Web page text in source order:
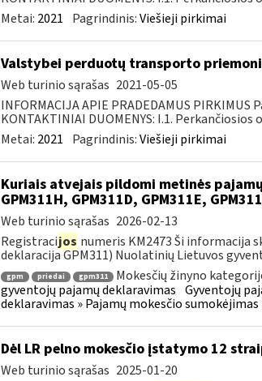
Metai: 2021 Pagrindinis:Viešieji pirkimai
Valstybei perduotų transporto
Web turinio sąrašas 2021-05-05
INFORMACIJA APIE PRADEDAMUS PIRKIMUS
KONTAKTINIAI DUOMENYS: I.1.
Metai: 2021 Pagrindinis:Viešieji pirkimai
Kuriais atvejais pildomi metinės
GPM311H, GPM311D, GPM311E,
Web turinio sąrašas 2026-02-13
Registracijos numeris KM2473 Ši informacija
deklaracija GPM311) Nuolatinių Lietuvos
gpm priedai gpm311 Mokesčių žinyno
gyventojų pajamų deklaravimas Gyventojų
deklaravimas » Pajamų mokesčio
Dėl LR pelno mokesčio įstatymo 12
Web turinio sąrašas 2025-01-20